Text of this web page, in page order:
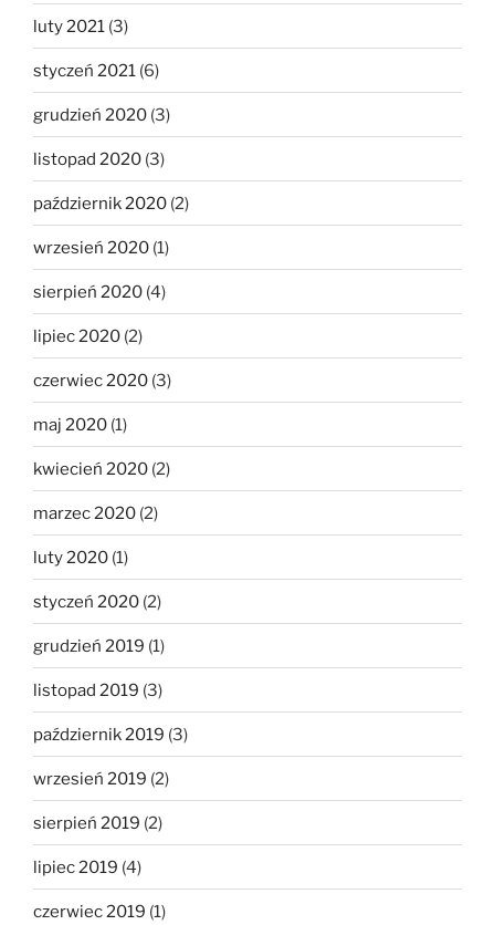
luty 2021 (3)
styczeń 2021 (6)
grudzień 2020 (3)
listopad 2020 (3)
październik 2020 (2)
wrzesień 2020 (1)
sierpień 2020 (4)
lipiec 2020 (2)
czerwiec 2020 (3)
maj 2020 (1)
kwiecień 2020 (2)
marzec 2020 (2)
luty 2020 (1)
styczeń 2020 (2)
grudzień 2019 (1)
listopad 2019 (3)
październik 2019 (3)
wrzesień 2019 (2)
sierpień 2019 (2)
lipiec 2019 (4)
czerwiec 2019 (1)